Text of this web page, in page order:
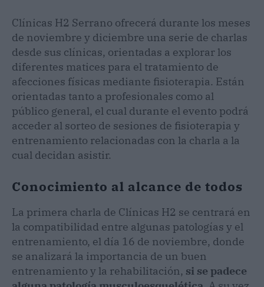
Clínicas H2 Serrano ofrecerá durante los meses
de noviembre y diciembre una serie de charlas
desde sus clínicas, orientadas a explorar los
diferentes matices para el tratamiento de
afecciones físicas mediante fisioterapia. Están
orientadas tanto a profesionales como al
público general, el cual durante el evento podrá
acceder al sorteo de sesiones de fisioterapia y
entrenamiento relacionadas con la charla a la
cual decidan asistir.
Conocimiento al alcance de todos
La primera charla de Clínicas H2 se centrará en
la compatibilidad entre algunas patologías y el
entrenamiento, el día 16 de noviembre, donde
se analizará la importancia de un buen
entrenamiento y la rehabilitación, si se padece